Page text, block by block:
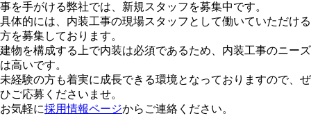
事を手がける弊社では、新規スタッフを募集中です。
具体的には、内装工事の現場スタッフとして働いていただける
方を募集しております。
建物を構成する上で内装は必須であるため、内装工事のニーズ
は高いです。
未経験の方も着実に成長できる環境となっておりますので、ぜ
ひご応募くださいませ。
お気軽に採用情報ページからご連絡ください。